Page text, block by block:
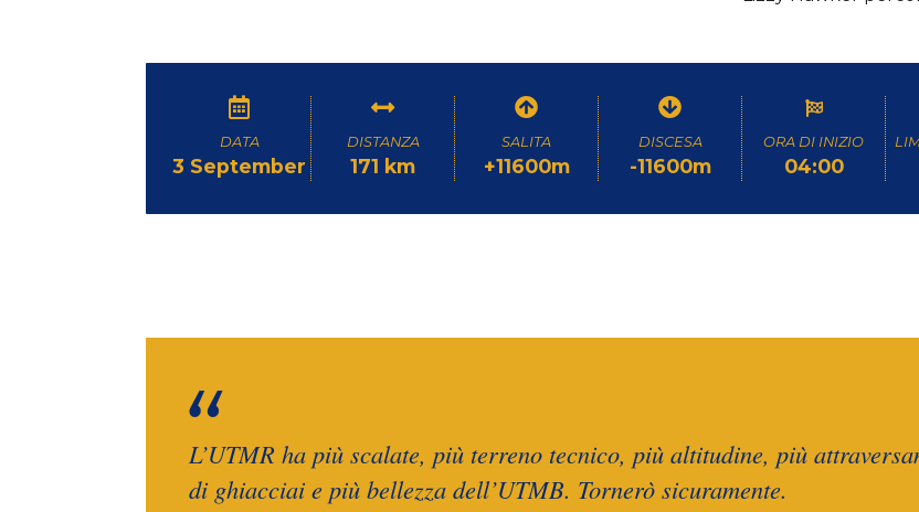
DATA
3 September
DISTANZA
171 km
SALITA
+11600m
DISCESA
-11600m
ORA DI INIZIO
04:00
L’UTMR ha più scalate, più terreno tecnico, più altitudine, più
di ghiacciai e più bellezza dell’UTMB. Tornerò sicuramente.